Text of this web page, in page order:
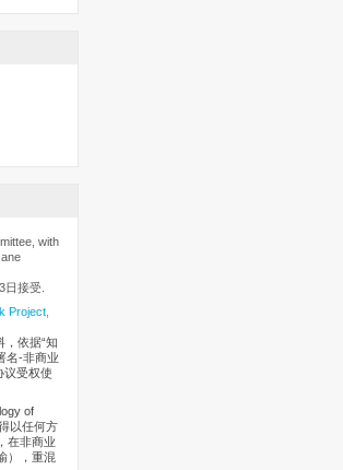
with
接受.
Project,
，依据“知
名-非商业
议受权使
of
以任何方
在非商业
），重混